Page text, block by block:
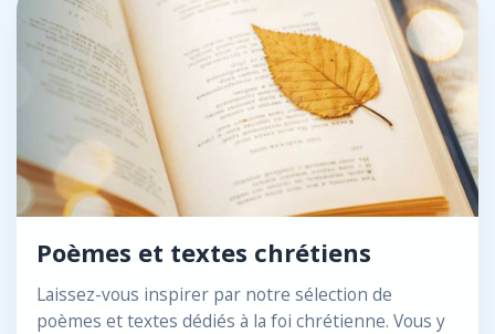
Poèmes et textes chrétiens
Laissez-vous inspirer par notre sélection de
poèmes et textes dédiés à la foi chrétienne. Vous y